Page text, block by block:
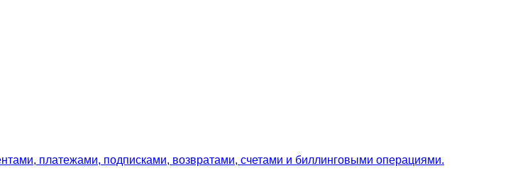
платежами, подписками, возвратами, счетами и биллинговыми операциями.